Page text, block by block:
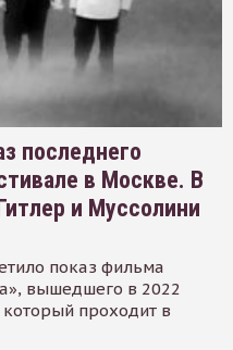
последнего
в Москве. В
и Муссолини
показ фильма
вышедшего в 2022
проходит в